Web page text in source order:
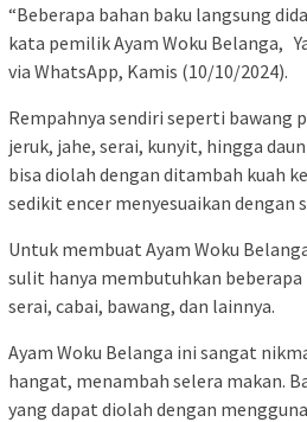
“Beberapa bahan baku langsung
kata pemilik Ayam Woku Belanga,
via WhatsApp, Kamis (10/10/2024).
Rempahnya sendiri seperti bawang
jeruk, jahe, serai, kunyit, hingga
bisa diolah dengan ditambah kuah
sedikit encer menyesuaikan dengan
Untuk membuat Ayam Woku
sulit hanya membutuhkan
serai, cabai, bawang, dan lainnya.
Ayam Woku Belanga ini sangat
hangat, menambah selera makan.
yang dapat diolah dengan